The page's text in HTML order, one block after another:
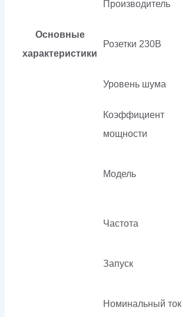
Основные
характеристики
Производитель
Розетки 230В
Уровень шума
Коэффициент
мощности
Модель
Частота
Запуск
Номинальный ток